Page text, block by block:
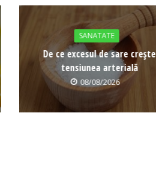
SANATATE
De ce excesul de sare crește
tensiunea arterială
08/08/2026